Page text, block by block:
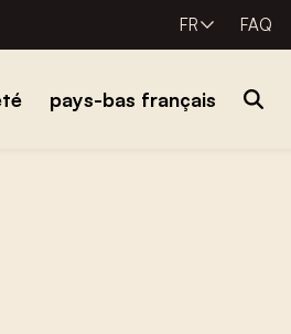
FR FAQ
pays-bas français